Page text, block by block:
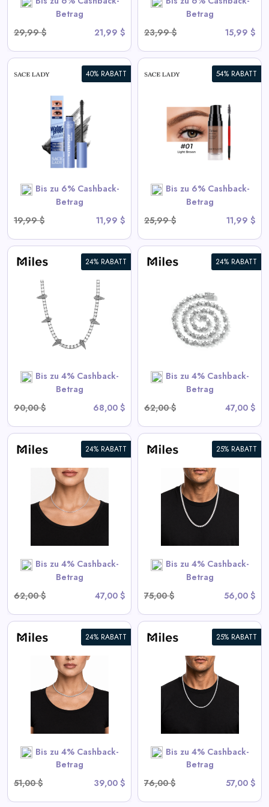
Betrag
29,99 $
21,99 $
Betrag
23,99 $
15,99 $
40% RABATT
Bis zu 6% Cashback-
Betrag
19,99 $
11,99 $
54% RABATT
Bis zu 6% Cashback-
Betrag
25,99 $
11,99 $
3D Augenbrauengel |
Wasserdicht, Schnell
Trocknend, Hochpigmentiert
View All Sace Lady Deals
SHOP NOW
24% RABATT
Bis zu 4% Cashback-
Betrag
90,00 $
68,00 $
24% RABATT
Bis zu 4% Cashback-
Betrag
62,00 $
47,00 $
6mm Iced Out Star Tennis
Kette
View All Miles Deals
SHOP NOW
24% RABATT
Bis zu 4% Cashback-
Betrag
62,00 $
47,00 $
25% RABATT
Bis zu 4% Cashback-
Betrag
75,00 $
56,00 $
6mm Iced CZ Tennis Chain
Halskette
View All Miles Deals
SHOP NOW
24% RABATT
Bis zu 4% Cashback-
Betrag
51,00 $
39,00 $
25% RABATT
Bis zu 4% Cashback-
Betrag
76,00 $
57,00 $
5mm Eiskalter CZ Tennis Kette
View All Miles Deals